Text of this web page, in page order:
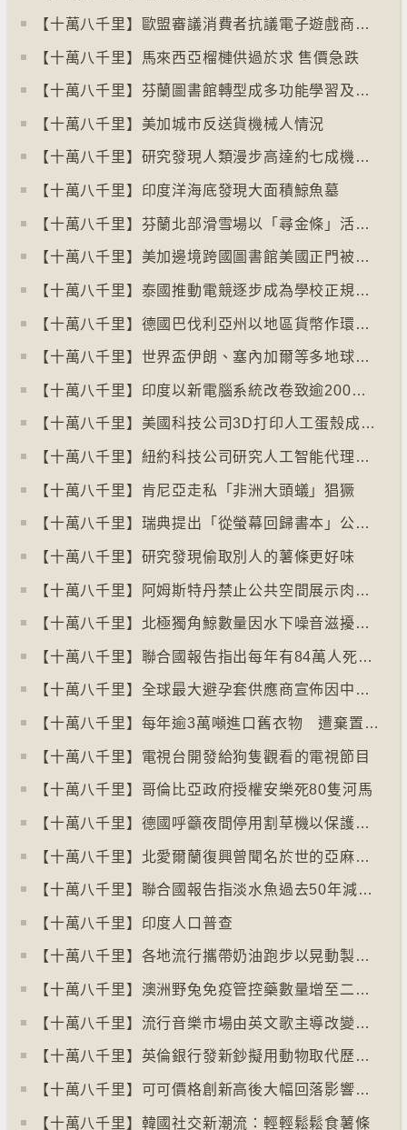
【十萬八千里】歐盟審議消費者抗議電子遊戲商關閉伺服器
【十萬八千里】馬來西亞榴槤供過於求 售價急跌
【十萬八千里】芬蘭圖書館轉型成多功能學習及娛樂中心
【十萬八千里】美加城市反送貨機械人情況
【十萬八千里】研究發現人類漫步高達約七成機率「逆時針」行走
【十萬八千里】印度洋海底發現大面積鯨魚墓
【十萬八千里】芬蘭北部滑雪場以「尋金條」活動吸引遊客
【十萬八千里】美加邊境跨國圖書館美國正門被禁另開「加拿大」門
【十萬八千里】泰國推動電競逐步成為學校正規課程
【十萬八千里】德國巴伐利亞州以地區貨幣作環保金融工具
【十萬八千里】世界盃伊朗、塞內加爾等多地球迷入境美國極有可能被拒絕入境
【十萬八千里】印度以新電腦系統改卷致逾200萬考生成績或有出錯
【十萬八千里】美國科技公司3D打印人工蛋殼成功孵化小雞
【十萬八千里】紐約科技公司研究人工智能代理失控情況
【十萬八千里】肯尼亞走私「非洲大頭蟻」猖獗
【十萬八千里】瑞典提出「從螢幕回歸書本」公帑購買實體書
【十萬八千里】研究發現偷取別人的薯條更好味
【十萬八千里】阿姆斯特丹禁止公共空間展示肉類和化石燃料廣告已促進碳中和
【十萬八千里】北極獨角鯨數量因水下噪音滋擾而減少
【十萬八千里】聯合國報告指出每年有84萬人死於工作情況欠佳
【十萬八千里】全球最大避孕套供應商宣佈因中東戰事漲價
【十萬八千里】每年逾3萬噸進口舊衣物 遭棄置於智利北部沙漠
【十萬八千里】電視台開發給狗隻觀看的電視節目
【十萬八千里】哥倫比亞政府授權安樂死80隻河馬
【十萬八千里】德國呼籲夜間停用割草機以保護刺蝟等動物
【十萬八千里】北愛爾蘭復興曾聞名於世的亞麻布產業
【十萬八千里】聯合國報告指淡水魚過去50年減少逾八成
【十萬八千里】印度人口普查
【十萬八千里】各地流行攜帶奶油跑步以晃動製造新鮮牛油
【十萬八千里】澳洲野兔免疫管控藥數量增至二億隻
【十萬八千里】流行音樂市場由英文歌主導改變為多國語言歌曲
【十萬八千里】英倫銀行發新鈔擬用動物取代歷史人物
【十萬八千里】可可價格創新高後大幅回落影響農民生計
【十萬八千里】韓國社交新潮流：輕輕鬆鬆食薯條